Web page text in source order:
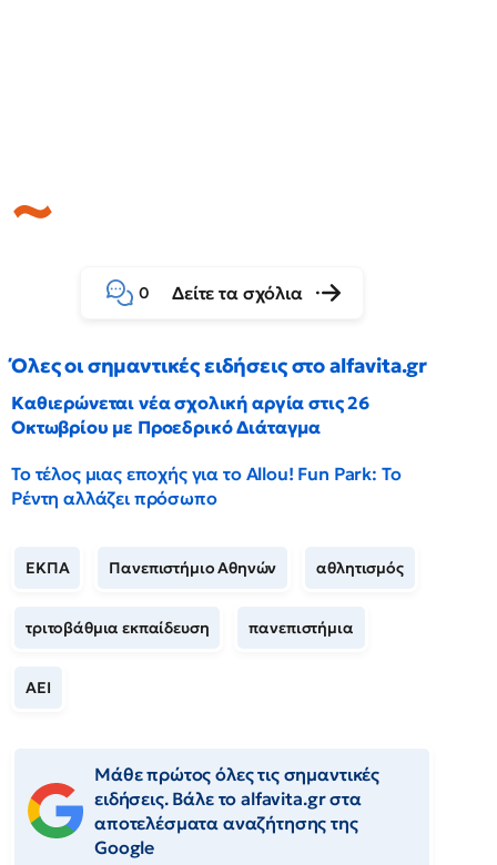
0 Δείτε τα σχόλια
Όλες οι σημαντικές ειδήσεις στο alfavita.gr
Καθιερώνεται νέα σχολική αργία στις 26
Οκτωβρίου με Προεδρικό Διάταγμα
Το τέλος μιας εποχής για το Allou! Fun Park: Το
Ρέντη αλλάζει πρόσωπο
ΕΚΠΑ Πανεπιστήμιο Αθηνών αθλητισμός
τριτοβάθμια εκπαίδευση πανεπιστήμια
ΑΕΙ
Μάθε πρώτος όλες τις σημαντικές
ειδήσεις. Βάλε το alfavita.gr στα
αποτελέσματα αναζήτησης της
Google